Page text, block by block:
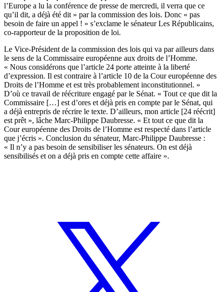
l’Europe a lu la conférence de presse de mercredi, il verra que ce
qu’il dit, a déjà été dit » par la commission des lois. Donc « pas
besoin de faire un appel ! » s’exclame le sénateur Les Républicains,
co-rapporteur de la proposition de loi.
Le Vice-Président de la commission des lois qui va par ailleurs dans
le sens de la Commissaire européenne aux droits de l’Homme.
« Nous considérons que l’article 24 porte atteinte à la liberté
d’expression. Il est contraire à l’article 10 de la Cour européenne des
Droits de l’Homme et est très probablement inconstitutionnel. »
D’où ce travail de réécriture engagé par le Sénat. « Tout ce que dit la
Commissaire […] est d’ores et déjà pris en compte par le Sénat, qui
a déjà entrepris de récrire le texte. D’ailleurs, mon article [24 réécrit]
est prêt », lâche Marc-Philippe Daubresse. « Et tout ce que dit la
Cour européenne des Droits de l’Homme est respecté dans l’article
que j’écris ». Conclusion du sénateur, Marc-Philippe Daubresse :
« Il n’y a pas besoin de sensibiliser les sénateurs. On est déjà
sensibilisés et on a déjà pris en compte cette affaire ».